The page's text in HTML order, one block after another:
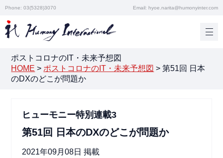
Phone: 03(5328)3070 Email: hyoe.narita@humonyinter.com
ポストコロナのIT・未来予想図
HOME > ポストコロナのIT・未来予想図 >第51回 日本
のDXのどこが問題か
ヒューモニー特別連載3
第51回 日本のDXのどこが問題か
2021年09月08日 掲載